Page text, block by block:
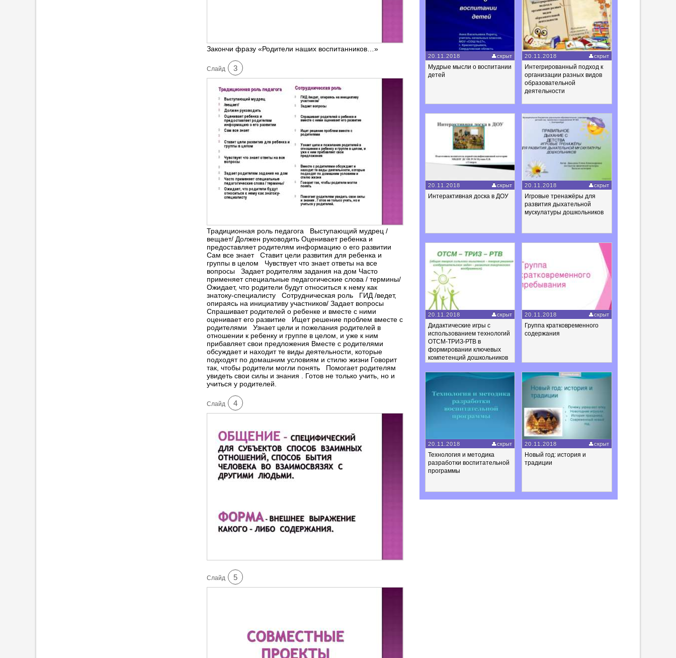
Закончи фразу «Родители наших воспитанников…»
Cлайд 3
Традиционная роль педагога Выступающий мудрец /
вещает/ Должен руководить Оценивает ребенка и
предоставляет родителям информацию о его развитии
Сам все знает Ставит цели развития для ребенка и
группы в целом Чувствует что знает ответы на все
вопросы Задает родителям задания на дом Часто
применяет специальные педагогические слова / термины/
Ожидает, что родители будут относиться к нему как
знатоку-специалисту Сотрудническая роль ГИД /ведет,
опираясь на инициативу участников/ Задает вопросы
Спрашивает родителей о ребенке и вместе с ними
оценивает его развитие Ищет решение проблем вместе с
родителями Узнает цели и пожелания родителей в
отношении к ребенку и группе в целом, и уже к ним
прибавляет свои предложения Вместе с родителями
обсуждает и находит те виды деятельности, которые
подходят по домашним условиям и стилю жизни Говорит
так, чтобы родители могли понять Помогает родителям
увидеть свои силы и знания . Готов не только учить, но и
учиться у родителей.
Cлайд 4
Cлайд 5
20.11.2018 скрыт
Мудрые мысли о воспитании
детей
20.11.2018 скрыт
Интегрированный подход к
организации разных видов
образовательной
деятельности
20.11.2018 скрыт
Интерактивная доска в ДОУ
20.11.2018 скрыт
Игровые тренажёры для
развития дыхательной
мускулатуры дошкольников
20.11.2018 скрыт
Дидактические игры с
использованием технологий
ОТСМ-ТРИЗ-РТВ в
формировании ключевых
компетенций дошкольников
20.11.2018 скрыт
Группа кратковременного
содержания
20.11.2018 скрыт
Технология и методика
разработки воспитательной
программы
20.11.2018 скрыт
Новый год: история и
традиции